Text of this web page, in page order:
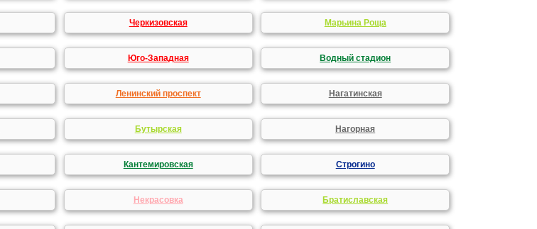
Черкизовская Марьина Роща
Юго-Западная Водный стадион
Ленинский проспект Нагатинская
Бутырская Нагорная
Кантемировская Строгино
Некрасовка Братиславская